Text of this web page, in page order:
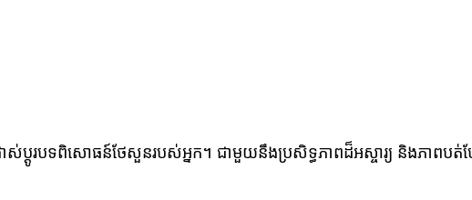
ស់ប្តូរ​បទពិសោធន៍​ថែសួន​របស់​អ្នក។ ជាមួយនឹង​ប្រសិទ្ធភាព​ដ៏​អស្ចារ្យ និង​ភាពបត់ប